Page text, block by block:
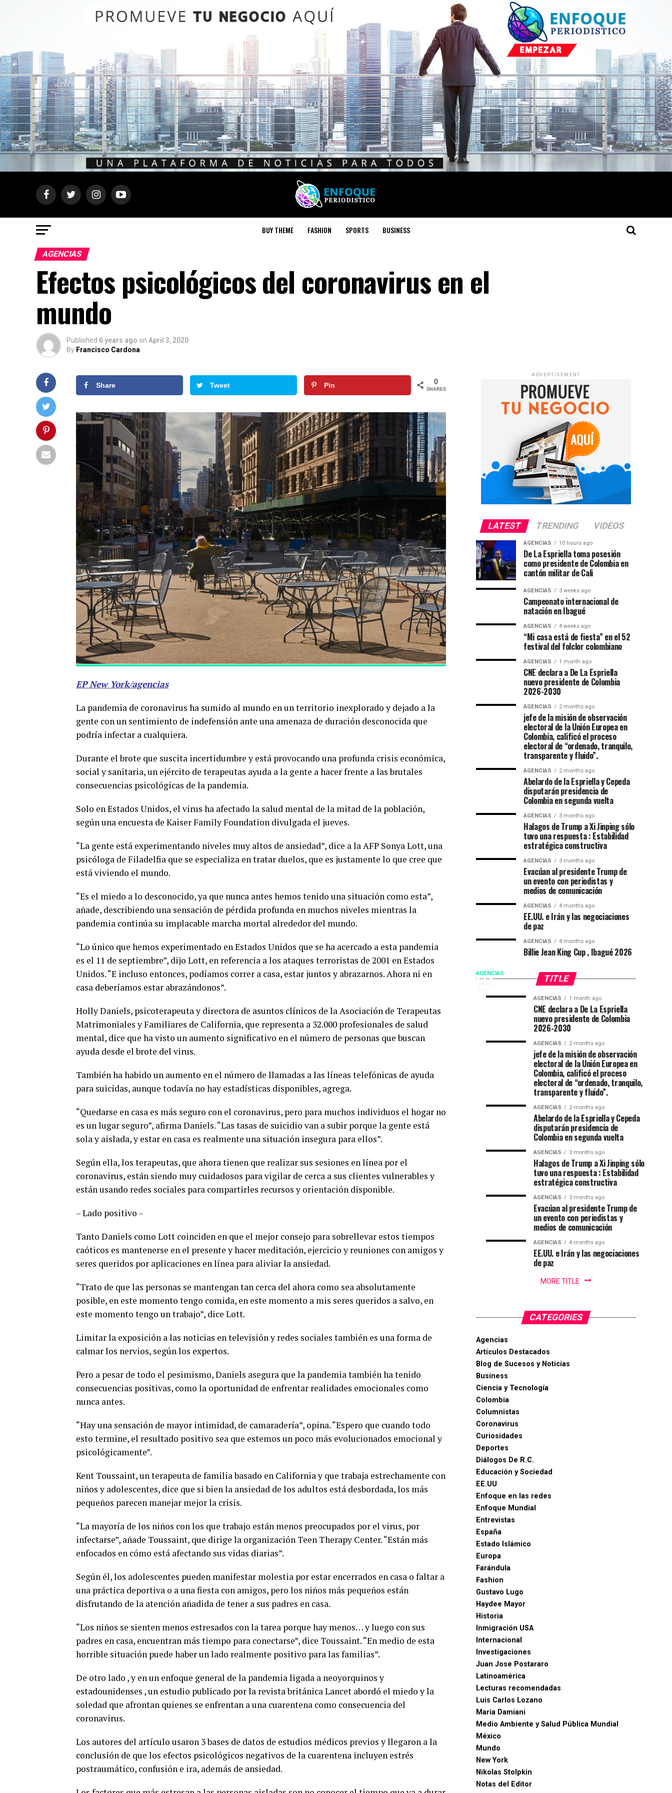
BUY THEME FASHION SPORTS BUSINESS
AGENCIAS
Efectos psicológicos del coronavirus en el
mundo
Published 6 years ago on April 3, 2020
By Francisco Cardona
Share Tweet Pin 0
SHARES
EP New York/agencias
La pandemia de coronavirus ha sumido al mundo en un territorio inexplorado y dejado a la
gente con un sentimiento de indefensión ante una amenaza de duración desconocida que
podría infectar a cualquiera.
Durante el brote que suscita incertidumbre y está provocando una profunda crisis económica,
social y sanitaria, un ejército de terapeutas ayuda a la gente a hacer frente a las brutales
consecuencias psicológicas de la pandemia.
Solo en Estados Unidos, el virus ha afectado la salud mental de la mitad de la población,
según una encuesta de Kaiser Family Foundation divulgada el jueves.
“La gente está experimentando niveles muy altos de ansiedad”, dice a la AFP Sonya Lott, una
psicóloga de Filadelfia que se especializa en tratar duelos, que es justamente lo que cree que
está viviendo el mundo.
“Es el miedo a lo desconocido, ya que nunca antes hemos tenido una situación como esta”,
añade, describiendo una sensación de pérdida profunda en muchos niveles mientras la
pandemia continúa su implacable marcha mortal alrededor del mundo.
“Lo único que hemos experimentado en Estados Unidos que se ha acercado a esta pandemia
es el 11 de septiembre”, dijo Lott, en referencia a los ataques terroristas de 2001 en Estados
Unidos. “E incluso entonces, podíamos correr a casa, estar juntos y abrazarnos. Ahora ni en
casa deberíamos estar abrazándonos”.
Holly Daniels, psicoterapeuta y directora de asuntos clínicos de la Asociación de Terapeutas
Matrimoniales y Familiares de California, que representa a 32.000 profesionales de salud
mental, dice que ha visto un aumento significativo en el número de personas que buscan
ayuda desde el brote del virus.
También ha habido un aumento en el número de llamadas a las líneas telefónicas de ayuda
para suicidas, aunque todavía no hay estadísticas disponibles, agrega.
“Quedarse en casa es más seguro con el coronavirus, pero para muchos individuos el hogar no
es un lugar seguro”, afirma Daniels. “Las tasas de suicidio van a subir porque la gente está
sola y aislada, y estar en casa es realmente una situación insegura para ellos”.
Según ella, los terapeutas, que ahora tienen que realizar sus sesiones en línea por el
coronavirus, están siendo muy cuidadosos para vigilar de cerca a sus clientes vulnerables y
están usando redes sociales para compartirles recursos y orientación disponible.
– Lado positivo –
Tanto Daniels como Lott coinciden en que el mejor consejo para sobrellevar estos tiempos
caóticos es mantenerse en el presente y hacer meditación, ejercicio y reuniones con amigos y
seres queridos por aplicaciones en línea para aliviar la ansiedad.
“Trato de que las personas se mantengan tan cerca del ahora como sea absolutamente
posible, en este momento tengo comida, en este momento a mis seres queridos a salvo, en
este momento tengo un trabajo”, dice Lott.
Limitar la exposición a las noticias en televisión y redes sociales también es una forma de
calmar los nervios, según los expertos.
Pero a pesar de todo el pesimismo, Daniels asegura que la pandemia también ha tenido
consecuencias positivas, como la oportunidad de enfrentar realidades emocionales como
nunca antes.
“Hay una sensación de mayor intimidad, de camaradería”, opina. “Espero que cuando todo
esto termine, el resultado positivo sea que estemos un poco más evolucionados emocional y
psicológicamente”.
Kent Toussaint, un terapeuta de familia basado en California y que trabaja estrechamente con
niños y adolescentes, dice que si bien la ansiedad de los adultos está desbordada, los más
pequeños parecen manejar mejor la crisis.
“La mayoría de los niños con los que trabajo están menos preocupados por el virus, por
infectarse”, añade Toussaint, que dirige la organización Teen Therapy Center. “Están más
enfocados en cómo está afectando sus vidas diarias”.
Según él, los adolescentes pueden manifestar molestia por estar encerrados en casa o faltar a
una práctica deportiva o a una fiesta con amigos, pero los niños más pequeños están
disfrutando de la atención añadida de tener a sus padres en casa.
“Los niños se sienten menos estresados con la tarea porque hay menos… y luego con sus
padres en casa, encuentran más tiempo para conectarse”, dice Toussaint. “En medio de esta
horrible situación puede haber un lado realmente positivo para las familias”.
De otro lado , y en un enfoque general de la pandemia ligada a neoyorquinos y
estadounidenses , un estudio publicado por la revista británica Lancet abordó el miedo y la
soledad que afrontan quienes se enfrentan a una cuarentena como consecuencia del
coronavirus.
Los autores del artículo usaron 3 bases de datos de estudios médicos previos y llegaron a la
conclusión de que los efectos psicológicos negativos de la cuarentena incluyen estrés
postraumático, confusión e ira, además de ansiedad.
ADVERTISEMENT
LATEST TRENDING VIDEOS
AGENCIAS 10 hours ago
De La Espriella toma posesión
como presidente de Colombia en
cantón militar de Cali
AGENCIAS 3 weeks ago
Campeonato internacional de
natación en Ibagué
AGENCIAS 4 weeks ago
“Mi casa está de fiesta” en el 52
festival del folclor colombiano
AGENCIAS 1 month ago
CNE declara a De La Espriella
nuevo presidente de Colombia
2026-2030
AGENCIAS 2 months ago
jefe de la misión de observación
electoral de la Unión Europea en
Colombia, calificó el proceso
electoral de “ordenado, tranquilo,
transparente y fluido”.
AGENCIAS 2 months ago
Abelardo de la Espriella y Cepeda
disputarán presidencia de
Colombia en segunda vuelta
AGENCIAS 3 months ago
Halagos de Trump a Xi Jinping sólo
tuvo una respuesta : Estabilidad
estratégica constructiva
AGENCIAS 3 months ago
Evacúan al presidente Trump de
un evento con periodistas y
medios de comunicación
AGENCIAS 4 months ago
EE.UU. e Irán y las negociaciones
de paz
AGENCIAS 4 months ago
Billie Jean King Cup , Ibagué 2026
TITLE
AGENCIAS
10
De
La
Espriella
toma
posesión
presidente
Colombia
cantón
de
EP
natación
festival
AGENCIAS 1 month ago
CNE declara a De La Espriella
nuevo presidente de Colombia
2026-2030
AGENCIAS 2 months ago
jefe de la misión de observación
electoral de la Unión Europea en
Colombia, calificó el proceso
electoral de “ordenado, tranquilo,
transparente y fluido”.
AGENCIAS 2 months ago
Abelardo de la Espriella y Cepeda
disputarán presidencia de
Colombia en segunda vuelta
AGENCIAS 3 months ago
Halagos de Trump a Xi Jinping sólo
tuvo una respuesta : Estabilidad
estratégica constructiva
AGENCIAS 3 months ago
Evacúan al presidente Trump de
un evento con periodistas y
medios de comunicación
AGENCIAS 4 months ago
EE.UU. e Irán y las negociaciones
de paz
MORE TITLE
CATEGORIES
Agencias
Articulos Destacados
Blog de Sucesos y Noticias
Business
Ciencia y Tecnología
Colombia
Columnistas
Coronavirus
Curiosidades
Deportes
Diálogos De R.C.
Educación y Sociedad
EE.UU
Enfoque en las redes
Enfoque Mundial
Entrevistas
España
Estado Islámico
Europa
Farándula
Fashion
Gustavo Lugo
Haydee Mayor
Historia
Inmigración USA
Internacional
Investigaciones
Juan Jose Postararo
Latinoamérica
Lecturas recomendadas
Luis Carlos Lozano
Maria Damiani
Medio Ambiente y Salud Pública Mundial
México
Mundo
New York
Nikolas Stolpkin
Notas del Editor